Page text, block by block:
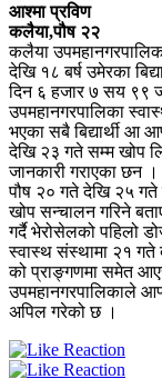
आश्मा प्रविण
कलैया,पौष २२
कलैया
देखि १८ बर्ष उमेरका
दिन ६ हजार ७ सय ९९
उपमहानगरपालिका
भएका सबै बिद्यार्थी आ
देखि २३ गते सम्म खोप
जानकारी गराएका छन
पौष २० गते देखि २५ गते
खोप सन्चालन गरिने
गर्दै भेरोसेलको पहिलो
स्वास्थ संस्थामा २१ गते
को प्राङ्गणमा समेत
उपमहानगरपालिकाले
अपिल गरेको छ ।